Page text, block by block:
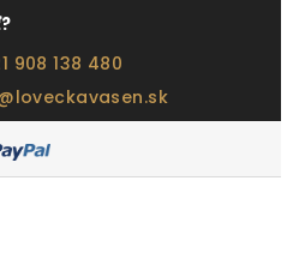
908 138 480